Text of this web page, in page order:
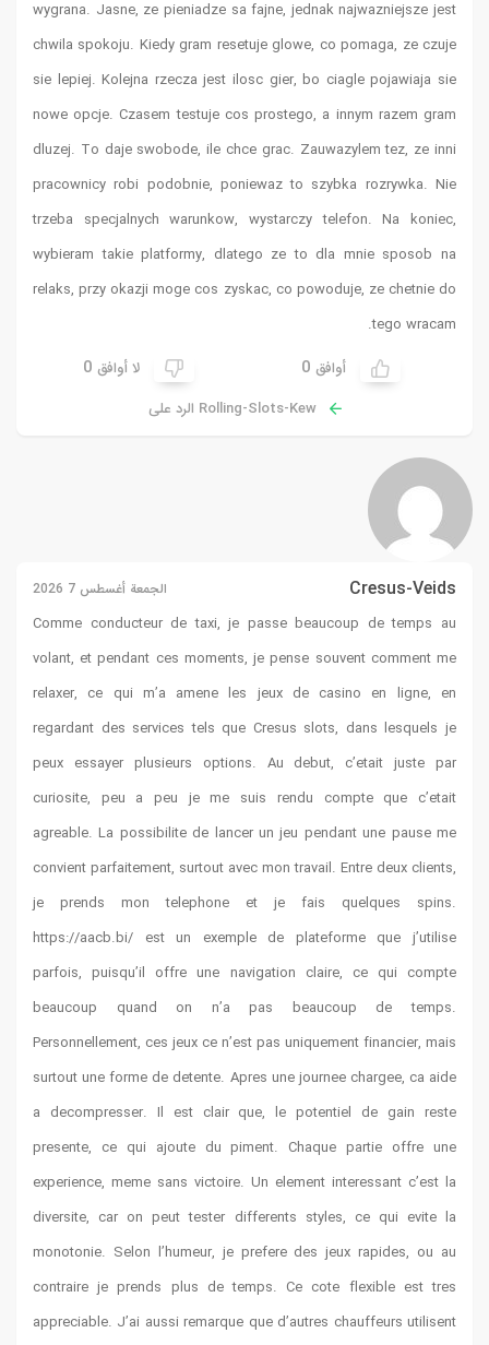
wygrana. Jasne, ze pieniadze sa fajne, jednak najwazniejsze jest
chwila spokoju. Kiedy gram resetuje glowe, co pomaga, ze czuje
sie lepiej. Kolejna rzecza jest ilosc gier, bo ciagle pojawiaja sie
nowe opcje. Czasem testuje cos prostego, a innym razem gram
dluzej. To daje swobode, ile chce grac. Zauwazylem tez, ze inni
pracownicy robi podobnie, poniewaz to szybka rozrywka. Nie
trzeba specjalnych warunkow, wystarczy telefon. Na koniec,
wybieram takie platformy, dlatego ze to dla mnie sposob na
relaks, przy okazji moge cos zyskac, co powoduje, ze chetnie do
tego wracam.
أوافق 0 لا أوافق 0
Rolling-Slots-Kew الرد على
Cresus-Veids الجمعة أغسطس 7 2026
Comme conducteur de taxi, je passe beaucoup de temps au
volant, et pendant ces moments, je pense souvent comment me
relaxer, ce qui m’a amene les jeux de casino en ligne, en
regardant des services tels que Cresus slots, dans lesquels je
peux essayer plusieurs options. Au debut, c’etait juste par
curiosite, peu a peu je me suis rendu compte que c’etait
agreable. La possibilite de lancer un jeu pendant une pause me
convient parfaitement, surtout avec mon travail. Entre deux clients,
je prends mon telephone et je fais quelques spins.
https://aacb.bi/ est un exemple de plateforme que j’utilise
parfois, puisqu’il offre une navigation claire, ce qui compte
beaucoup quand on n’a pas beaucoup de temps.
Personnellement, ces jeux ce n’est pas uniquement financier, mais
surtout une forme de detente. Apres une journee chargee, ca aide
a decompresser. Il est clair que, le potentiel de gain reste
presente, ce qui ajoute du piment. Chaque partie offre une
experience, meme sans victoire. Un element interessant c’est la
diversite, car on peut tester differents styles, ce qui evite la
monotonie. Selon l’humeur, je prefere des jeux rapides, ou au
contraire je prends plus de temps. Ce cote flexible est tres
appreciable. J’ai aussi remarque que d’autres chauffeurs utilisent